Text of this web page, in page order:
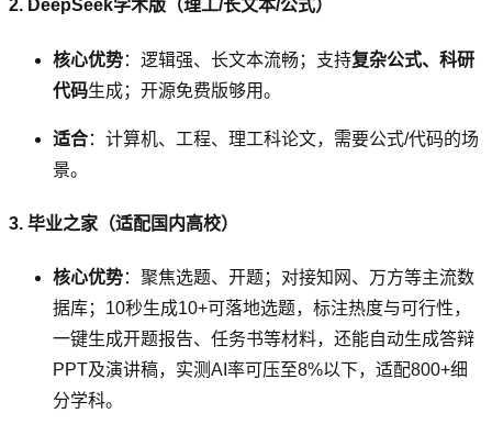
2. DeepSeek学术版（理工/长文本/公式）
核心优势：逻辑强、长文本流畅；支持复杂公式、科研
代码生成；开源免费版够用。
适合：计算机、工程、理工科论文，需要公式/代码的场
景。
3. 毕业之家（适配国内高校）
核心优势：聚焦选题、开题；对接知网、万方等主流数
据库；10秒生成10+可落地选题，标注热度与可行性，
一键生成开题报告、任务书等材料，还能自动生成答辩
PPT及演讲稿，实测AI率可压至8%以下，适配800+细
分学科。